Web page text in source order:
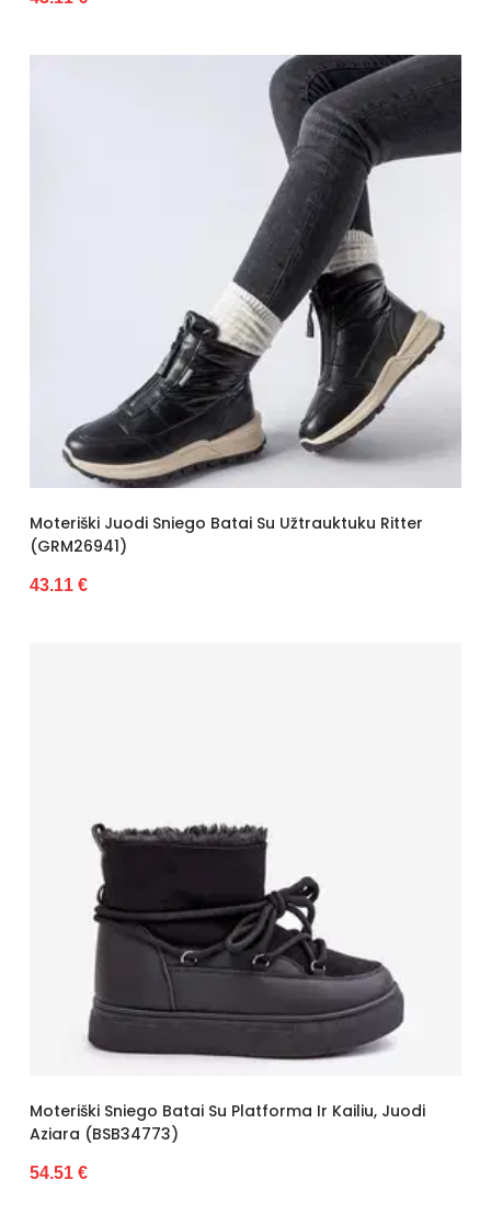
Moteriški Juodi Sniego Batai Su Užtrauktuku Ritter
(GRM26941)
43.11 €
Moteriški Sniego Batai Su Platforma Ir Kailiu, Juodi
Aziara (BSB34773)
54.51 €